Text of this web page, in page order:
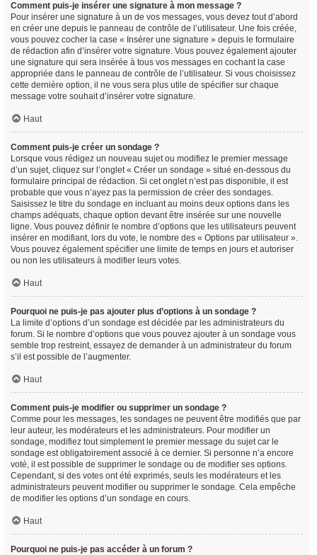
Comment puis-je insérer une signature à mon message ?
Pour insérer une signature à un de vos messages, vous devez tout d’abord
en créer une depuis le panneau de contrôle de l’utilisateur. Une fois créée,
vous pouvez cocher la case « Insérer une signature » depuis le formulaire
de rédaction afin d’insérer votre signature. Vous pouvez également ajouter
une signature qui sera insérée à tous vos messages en cochant la case
appropriée dans le panneau de contrôle de l’utilisateur. Si vous choisissez
cette dernière option, il ne vous sera plus utile de spécifier sur chaque
message votre souhait d’insérer votre signature.
Haut
Comment puis-je créer un sondage ?
Lorsque vous rédigez un nouveau sujet ou modifiez le premier message
d’un sujet, cliquez sur l’onglet « Créer un sondage » situé en-dessous du
formulaire principal de rédaction. Si cet onglet n’est pas disponible, il est
probable que vous n’ayez pas la permission de créer des sondages.
Saisissez le titre du sondage en incluant au moins deux options dans les
champs adéquats, chaque option devant être insérée sur une nouvelle
ligne. Vous pouvez définir le nombre d’options que les utilisateurs peuvent
insérer en modifiant, lors du vote, le nombre des « Options par utilisateur ».
Vous pouvez également spécifier une limite de temps en jours et autoriser
ou non les utilisateurs à modifier leurs votes.
Haut
Pourquoi ne puis-je pas ajouter plus d’options à un sondage ?
La limite d’options d’un sondage est décidée par les administrateurs du
forum. Si le nombre d’options que vous pouvez ajouter à un sondage vous
semble trop restreint, essayez de demander à un administrateur du forum
s’il est possible de l’augmenter.
Haut
Comment puis-je modifier ou supprimer un sondage ?
Comme pour les messages, les sondages ne peuvent être modifiés que par
leur auteur, les modérateurs et les administrateurs. Pour modifier un
sondage, modifiez tout simplement le premier message du sujet car le
sondage est obligatoirement associé à ce dernier. Si personne n’a encore
voté, il est possible de supprimer le sondage ou de modifier ses options.
Cependant, si des votes ont été exprimés, seuls les modérateurs et les
administrateurs peuvent modifier ou supprimer le sondage. Cela empêche
de modifier les options d’un sondage en cours.
Haut
Pourquoi ne puis-je pas accéder à un forum ?